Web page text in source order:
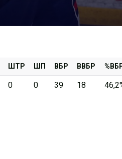
Cнайперы
ШТР ШП ВБР ВВБР
0 0 39 18